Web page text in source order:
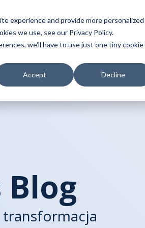
experience and provide more personalized
we use, see our Privacy Policy.
we'll have to use just one tiny cookie
Accept Decline
Dział organizacji
Finanse
Infinite Compliance
Bądź na bieżąco z
Głos klientów
Wdrożenie systemu EDI
faktury i zamówienia).
a koszty obsługi
Kontakt
Centrum wiedzy
na blogu
punktem dostępowym
PEPPOL
Partnerzy